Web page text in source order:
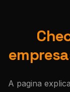
A pagina